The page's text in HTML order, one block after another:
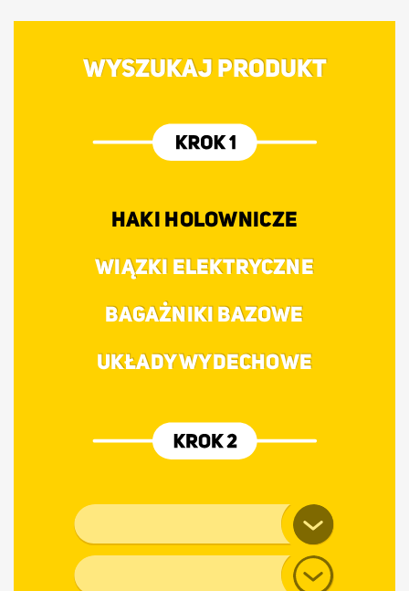
WYSZUKAJ PRODUKT
HAKI HOLOWNICZE
WIĄZKI ELEKTRYCZNE
BAGAŻNIKI BAZOWE
UKŁADY WYDECHOWE